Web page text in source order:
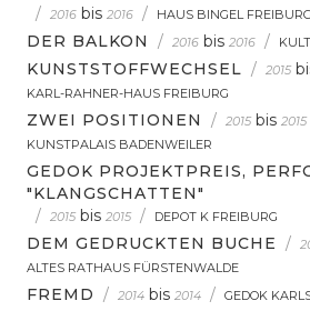
/ 2016 bis 2016 / HAUS BINGEL FREIBURG
DER BALKON / 2016 bis 2016 /
KUNSTSTOFFWECHSEL / 2015
KARL-RAHNER-HAUS FREIBURG
ZWEI POSITIONEN / 2015 bis 2015
KUNSTPALAIS BADENWEILER
GEDOK PROJEKTPREIS,
"KLANGSCHATTEN"
/ 2015 bis 2015 / DEPOT K FREIBURG
DEM GEDRUCKTEN BUCHE /
ALTES RATHAUS FÜRSTENWALDE
FREMD / 2014 bis 2014 / GEDOK